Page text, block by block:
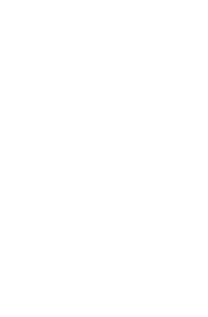
La salida de Sergi
reciba por el catalán será
reestructuración que
campo, porque la
han funcionado, como el
La primera, y hasta
procedente del Sporting
variables, ya fue
subieran dicha cantidad,